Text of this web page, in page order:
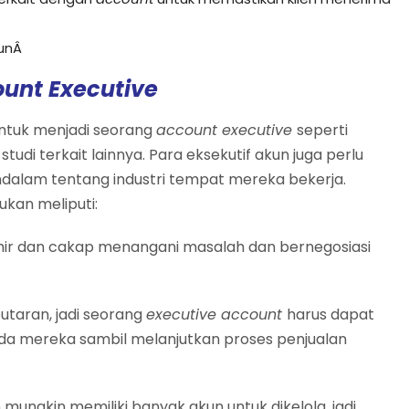
Executive
menjadi seorangaccount executive seperti
terkait lainnya. Para eksekutif akun juga perlu
tentang industri tempat mereka bekerja.
meliputi:
dan cakap menangani masalah dan bernegosiasi
jadi seorangexecutive account harus dapat
mereka sambil melanjutkan proses penjualan